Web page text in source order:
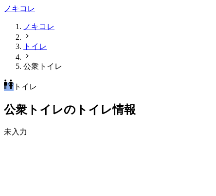
ノキコレ
ノキコレ
トイレ
公衆トイレ
トイレ
公衆トイレのトイレ情報
未入力